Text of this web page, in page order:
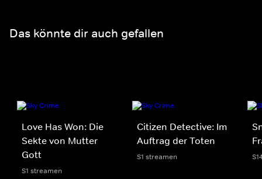
Das könnte dir auch gefallen
Love Has Won: Die
Sekte von Mutter
Gott
S1 streamen
Citizen Detective: Im
Auftrag der Toten
S1 streamen